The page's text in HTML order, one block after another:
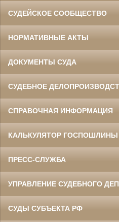
СУДЕЙСКОЕ СООБЩЕСТВО
НОРМАТИВНЫЕ АКТЫ
ДОКУМЕНТЫ СУДА
СУДЕБНОЕ
СПРАВОЧНАЯ ИНФОРМАЦИЯ
КАЛЬКУЛЯТОР ГОСПОШЛИНЫ
ПРЕСС-СЛУЖБА
УПРАВЛЕНИЕ СУДЕБНОГО
СУДЫ СУБЪЕКТА РФ